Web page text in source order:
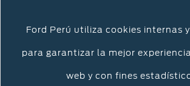
Ford Perú utiliza cookies internas
para garantizar la mejor
web y con fines